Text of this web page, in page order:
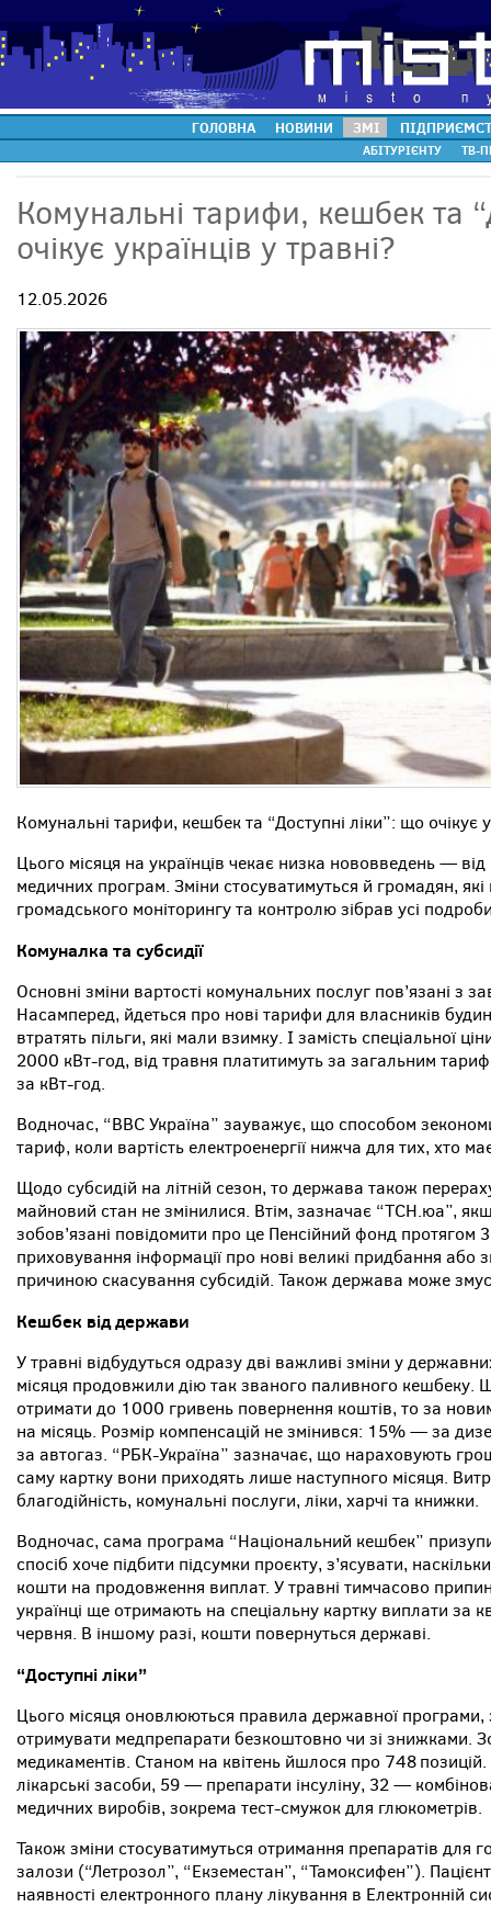
ГОЛОВНА НОВИНИ ЗМІ
АБІТУРІЄНТУ ТВ-
Комунальні тарифи, кешбек та
очікує українців у травні?
12.05.2026
Комунальні тарифи, кешбек та “Доступні ліки”: що очікує
Цього місяця на українців чекає низка нововведень —
медичних програм. Зміни стосуватимуться й громадян,
громадського моніторингу та контролю зібрав усі
Комуналка та субсидії
Основні зміни вартості комунальних послуг пов’язані з
Насамперед, йдеться про нові тарифи для власників
втратять пільги, які мали взимку. І замість спеціальної
2000 кВт-год, від травня платитимуть за загальним
за кВт-год.
Водночас, “BBC Україна” зауважує, що способом
тариф, коли вартість електроенергії нижча для тих, хто
Щодо субсидій на літній сезон, то держава також
майновий стан не змінилися. Втім, зазначає “ТСН.юа”,
зобов’язані повідомити про це Пенсійний фонд протягом
приховування інформації про нові великі придбання або
причиною скасування субсидій. Також держава може
Кешбек від держави
У травні відбудуться одразу дві важливі зміни у
місяця продовжили дію так званого паливного кешбеку.
отримати до 1000 гривень повернення коштів, то за
на місяць. Розмір компенсацій не змінився: 15% — за
за автогаз. “РБК-Україна” зазначає, що нараховують
саму картку вони приходять лише наступного місяця.
благодійність, комунальні послуги, ліки, харчі та книжки.
Водночас, сама програма “Національний кешбек”
спосіб хоче підбити підсумки проєкту, з’ясувати,
кошти на продовження виплат. У травні тимчасово
українці ще отримають на спеціальну картку виплати за
червня. В іншому разі, кошти повернуться державі.
“Доступні ліки”
Цього місяця оновлюються правила державної програми,
отримувати медпрепарати безкоштовно чи зі знижками.
медикаментів. Станом на квітень йшлося про 748
лікарські засоби, 59 — препарати інсуліну, 32 —
медичних виробів, зокрема тест-смужок для глюкометрів.
Також зміни стосуватимуться отримання препаратів для
залози (“Летрозол”, “Екземестан”, “Тамоксифен”).
наявності електронного плану лікування в Електронній